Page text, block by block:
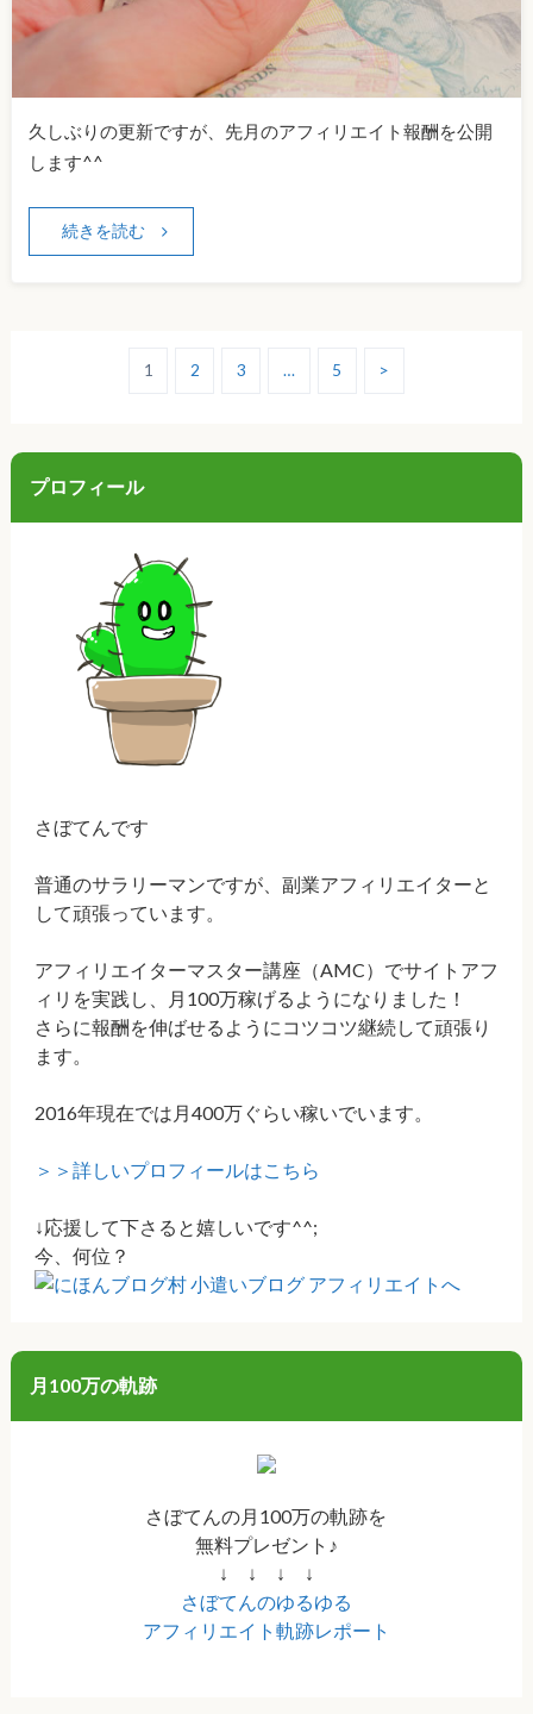
久しぶりの更新ですが、先月のアフィリエイト報酬を公開
します^^
続きを読む
1 2 3 … 5 >
プロフィール
さぼてんです
普通のサラリーマンですが、副業アフィリエイターと
して頑張っています。
アフィリエイターマスター講座（AMC）でサイトアフ
ィリを実践し、月100万稼げるようになりました！
さらに報酬を伸ばせるようにコツコツ継続して頑張り
ます。
2016年現在では月400万ぐらい稼いでいます。
＞＞詳しいプロフィールはこちら
↓応援して下さると嬉しいです^^;
今、何位？
月100万の軌跡
さぼてんの月100万の軌跡を
無料プレゼント♪
↓ ↓ ↓ ↓
さぼてんのゆるゆる
アフィリエイト軌跡レポート